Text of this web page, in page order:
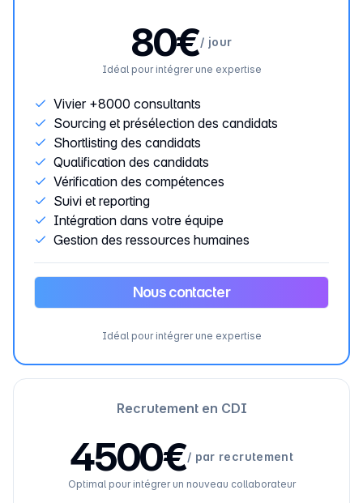
80€/ jour
Idéal pour intégrer une expertise
Vivier +8000 consultants
Sourcing et présélection des candidats
Shortlisting des candidats
Qualification des candidats
Vérification des compétences
Suivi et reporting
Intégration dans votre équipe
Gestion des ressources humaines
Nous contacter
Idéal pour intégrer une expertise
Recrutement en CDI
4500€/ par recrutement
Optimal pour intégrer un nouveau collaborateur